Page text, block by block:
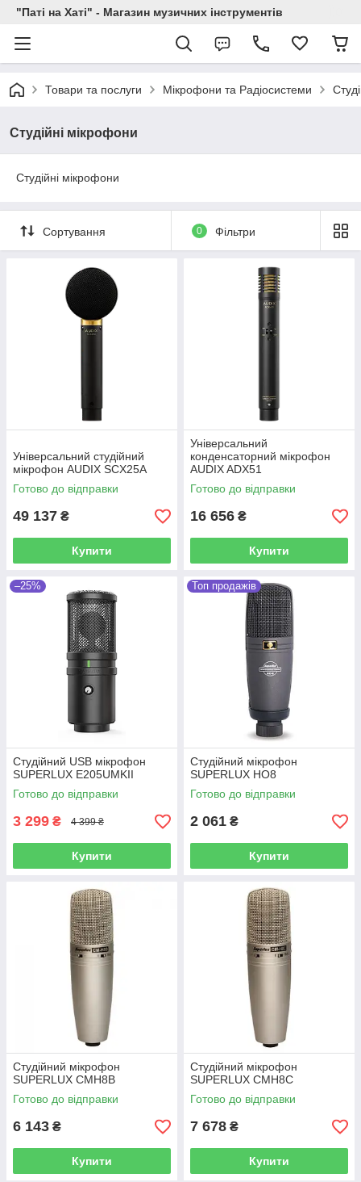
"Паті на Хаті" - Магазин музичних інструментів
Товари та послуги Мікрофони та Радіосистеми
Студійні мікрофони
Студійні мікрофони
Сортування 0 Фільтри
Універсальний студійний
мікрофон AUDIX SCX25A
Готово до відправки
49 137 ₴
Купити
Універсальний
конденсаторний мікрофон
AUDIX ADX51
Готово до відправки
16 656 ₴
Купити
–25%
Студійний USB мікрофон
SUPERLUX E205UMKII
Готово до відправки
3 299 ₴ 4 399 ₴
Купити
Топ продажів
Студійний мікрофон
SUPERLUX HO8
Готово до відправки
2 061 ₴
Купити
Студійний мікрофон
SUPERLUX CMH8B
Готово до відправки
6 143 ₴
Купити
Студійний мікрофон
SUPERLUX СМН8С
Готово до відправки
7 678 ₴
Купити